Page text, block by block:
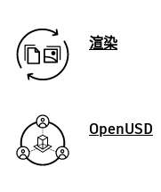
渲染
OpenUSD